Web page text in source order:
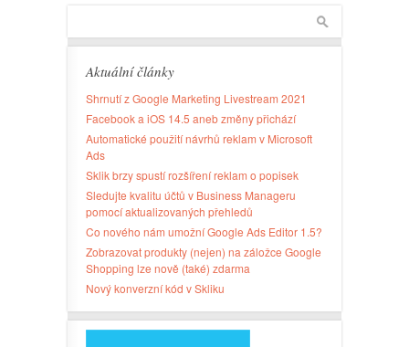
Aktuální články
Shrnutí z Google Marketing Livestream 2021
Facebook a iOS 14.5 aneb změny přichází
Automatické použití návrhů reklam v Microsoft
Ads
Sklik brzy spustí rozšíření reklam o popisek
Sledujte kvalitu účtů v Business Manageru
pomocí aktualizovaných přehledů
Co nového nám umožní Google Ads Editor 1.5?
Zobrazovat produkty (nejen) na záložce Google
Shopping lze nově (také) zdarma
Nový konverzní kód v Skliku